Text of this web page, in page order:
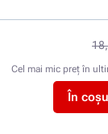
Cel mai mic preț în
În